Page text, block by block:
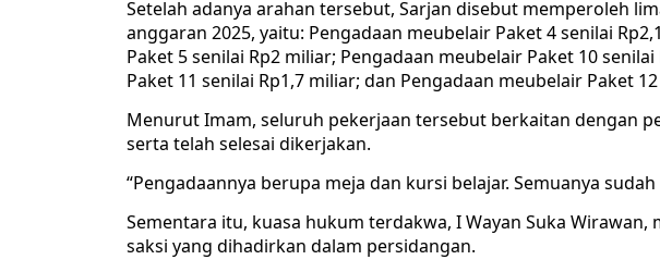
Setelah adanya arahan tersebut, Sarjan disebut memperoleh
anggaran 2025, yaitu: Pengadaan meubelair Paket 4 senilai
Paket 5 senilai Rp2 miliar; Pengadaan meubelair Paket 10
Paket 11 senilai Rp1,7 miliar; dan Pengadaan meubelair Paket
Menurut Imam, seluruh pekerjaan tersebut berkaitan dengan
serta telah selesai dikerjakan.
“Pengadaannya berupa meja dan kursi belajar. Semuanya
Sementara itu, kuasa hukum terdakwa, I Wayan Suka
saksi yang dihadirkan dalam persidangan.